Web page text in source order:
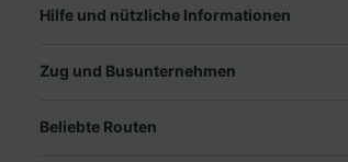
Hilfe und nützliche Informationen
Zug und Busunternehmen
Beliebte Routen